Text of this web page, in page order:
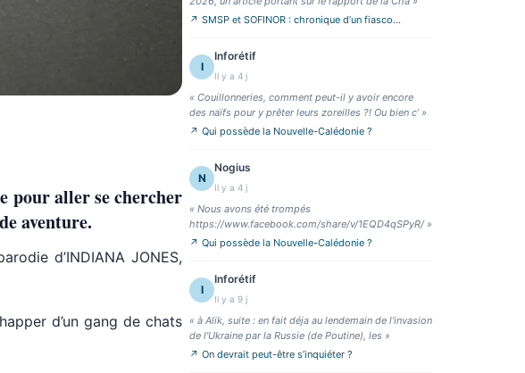
pour aller se chercher
aventure.
d’INDIANA JONES,
d’un gang de chats
↗ SMSP et SOFINOR : chronique d’un fiasco
I
Inforétif
Il y a 4 j
« Couillonneries, comment peut-il y avoir encore
des naïfs pour y prêter leurs zoreilles ?! Ou bien c’»
↗ Qui possède la Nouvelle-Calédonie ?
N
Nogius
Il y a 4 j
« Nous avons été trompés
https://www.facebook.com/share/v/1EQD4qSPyR/»
↗ Qui possède la Nouvelle-Calédonie ?
I
Inforétif
Il y a 9 j
« à Alik, suite : en fait déja au lendemain de l’invasion
de l’Ukraine par la Russie (de Poutine), les »
↗ On devrait peut-être s’inquiéter ?